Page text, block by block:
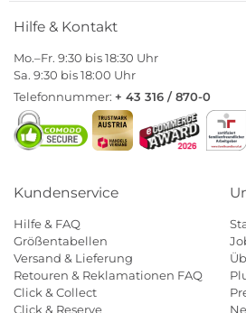
Hilfe & Kontakt
Mo.–Fr. 9:30 bis 18:30 Uhr
Sa. 9:30 bis 18:00 Uhr
Telefonnummer: + 43 316 / 870-0
Kundenservice
Hilfe & FAQ
Größentabellen
Versand & Lieferung
Retouren & Reklamationen FAQ
Click & Collect
Click & Reserve